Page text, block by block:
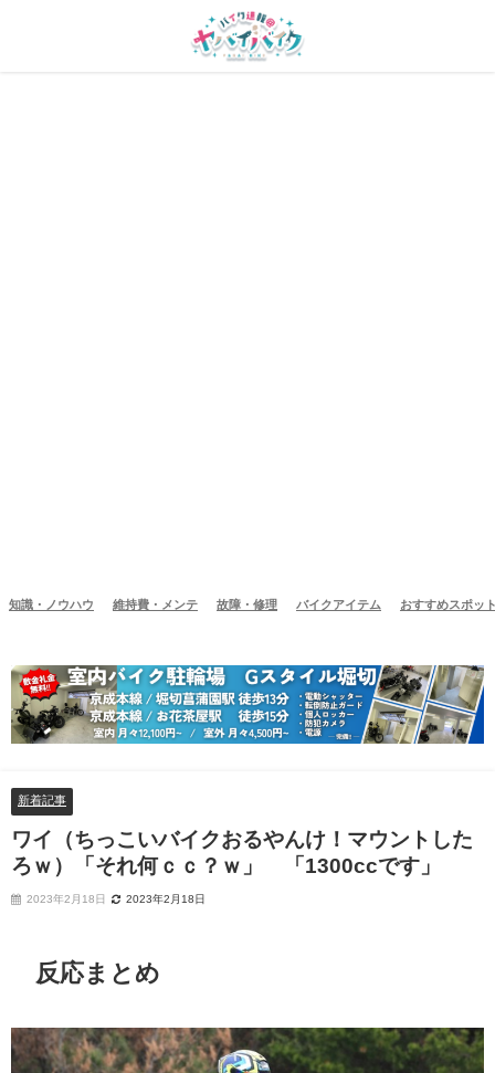
知識・ノウハウ 維持費・メンテ 故障・修理 バイクアイテム おすすめスポッ
新着記事
ワイ（ちっこいバイクおるやんけ！マウントした
ろｗ）「それ何ｃｃ？ｗ」 「1300ccです」
2023年2月18日 2023年2月18日
反応まとめ